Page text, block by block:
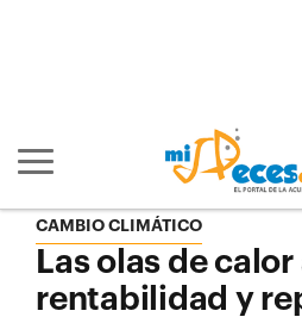
Mostrar/ocultar navegación
CAMBIO CLIMÁTICO
Las olas de
rentabilidad y